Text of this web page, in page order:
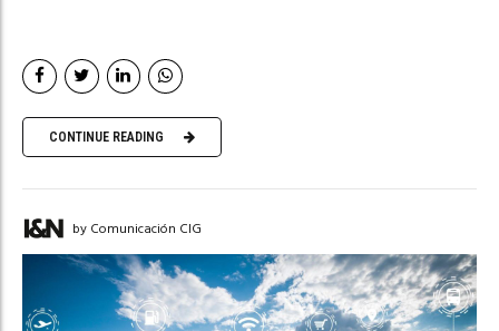
CONTINUE READING
by Comunicación CIG